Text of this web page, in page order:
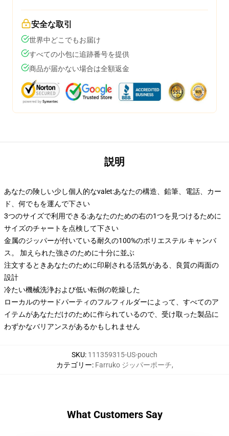
安全な取引
世界中どこでもお届け
すべての小包に追跡番号を提供
商品が届かない場合は全額返金
説明
あなたの険しい少し個人的なvalet:あなたの構造、鉛筆、電話、カー
ド、何でもを運んで下さい
3つのサイズで利用できる:あなたのための右の1つを見つけるために
サイズのチャートを点検して下さい
金属のジッパーが付いている耐久の100%のポリエステル キャンバ
ス。 加えられた強さのために十分に並ぶ
注文するときあなたのために印刷される活気がある、良質の両面の
設計
冷たい機械洗浄および低い転倒の乾燥した
ローカルのサードパーティのフルフィルダーによって、すべてのア
イテムがあなただけのために作られているので、受け取った製品に
わずかなバリアンスがあるかもしれません
SKU: 111359315-US-pouch
カテゴリー: Farruko ジッパーポーチ,
What Customers Say